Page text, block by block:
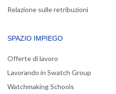
Relazione sulle retribuzioni
SPAZIO IMPIEGO
Offerte di lavoro
Lavorando in Swatch Group
Watchmaking Schools